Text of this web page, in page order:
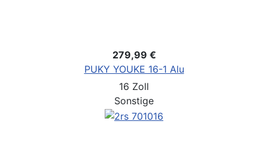
279,99 €
PUKY YOUKE 16-1 Alu
16 Zoll
Sonstige